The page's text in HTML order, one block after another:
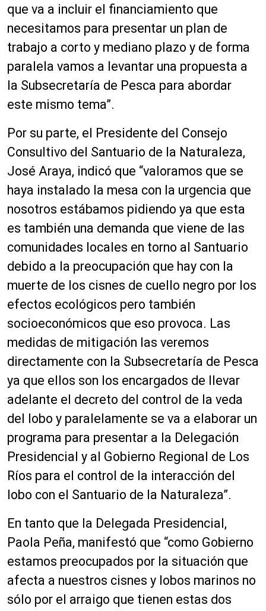
que va a incluir el financiamiento que
necesitamos para presentar un plan de
trabajo a corto y mediano plazo y de forma
paralela vamos a levantar una propuesta a
la Subsecretaría de Pesca para abordar
este mismo tema”.
Por su parte, el Presidente del Consejo
Consultivo del Santuario de la Naturaleza,
José Araya, indicó que “valoramos que se
haya instalado la mesa con la urgencia que
nosotros estábamos pidiendo ya que esta
es también una demanda que viene de las
comunidades loca les en torno al Santuario
debido a la preocupación que hay con la
muerte de los cisnes de cuello negro por los
efectos ecológicos pero también
socioeconómicos que eso provoca. Las
medidas de mitigación las veremos
directamente con la Subsecretaría de Pesca
ya que ellos son los encargados de llevar
adelante el decreto del control de la veda
del lobo y paralelamente se va a elaborar un
programa para presentar a la Delegación
Presidencial y al Gobierno Regional de Los
Ríos para el control de la interacción del
lobo con el Santuario de la Naturaleza”.
En tanto que la Delegada Presidencial ,
Paola Peña, manifestó que “como Gobierno
estamos preocupados por la situación que
afecta a nuestros cisnes y lobos marinos no
sólo por el arraigo que tienen estas dos